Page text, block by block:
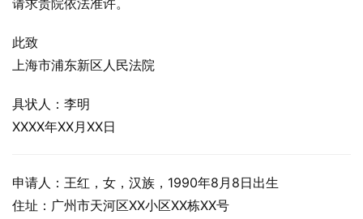
请求贵院依法准许。
此致
上海市浦东新区人民法院
具状人：李明
XXXX年XX月XX日
申请人：王红，女，汉族，1990年8月8日出生
住址：广州市天河区XX小区XX栋XX号